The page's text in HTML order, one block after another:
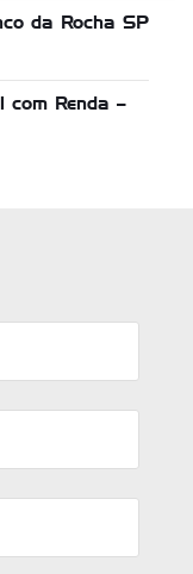
da Rocha SP
com Renda –